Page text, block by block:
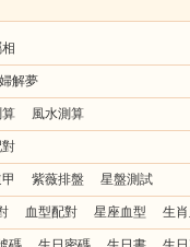
解夢
算 風水測算
紫薇排盤 星盤測試
血型配對 星座血型 生